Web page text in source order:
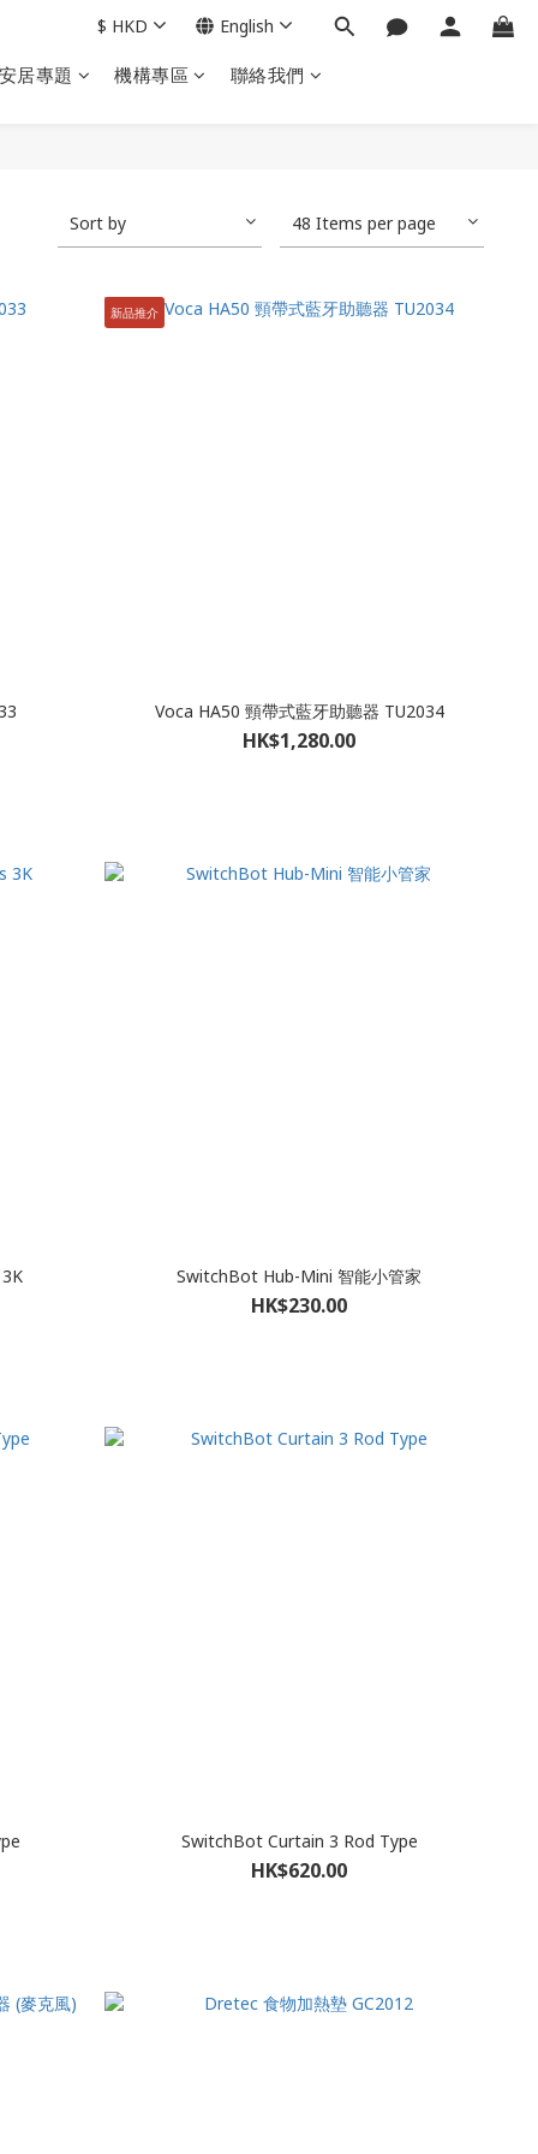
居專題 機構專區 聯絡我們
$ HKD English
Sort by 48 Items per page
新品推介
Voca HA50 頸帶式藍牙助聽器 TU2034
HK$1,280.00
SwitchBot Hub-Mini 智能小管家
HK$230.00
SwitchBot Curtain 3 Rod Type
HK$620.00